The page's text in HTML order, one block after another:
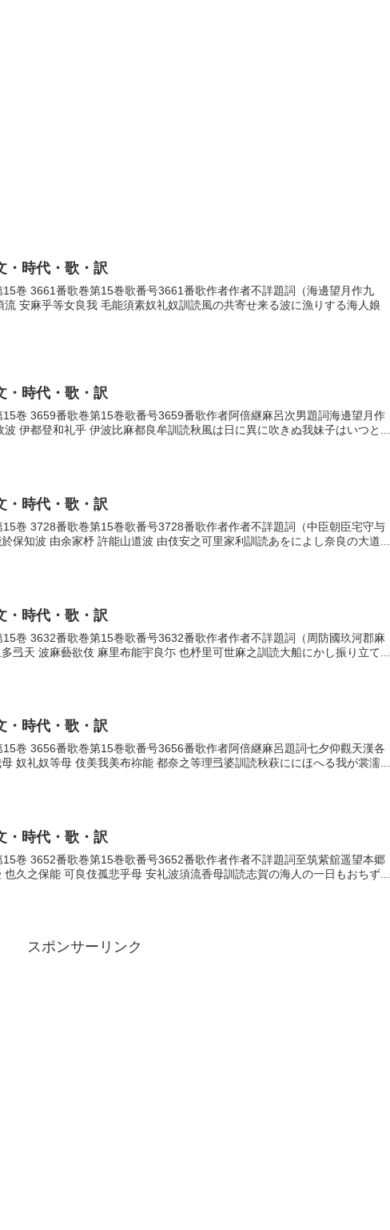
・時代・歌・訳
巻 3661番歌巻第15巻歌番号3661番歌作者作者不詳題詞（海邊望月作九
安麻乎等女良我 毛能須素奴礼奴訓読風の共寄せ来る波に漁りする海人娘
・時代・歌・訳
巻 3659番歌巻第15巻歌番号3659番歌作者阿倍継麻呂次男題詞海邊望月作
伊都登和礼乎 伊波比麻都良牟訓読秋風は日に異に吹きぬ我妹子はいつと...
・時代・歌・訳
巻 3728番歌巻第15巻歌番号3728番歌作者作者不詳題詞（中臣朝臣宅守与
保知波 由余家杼 許能山道波 由伎安之可里家利訓読あをによし奈良の大道...
・時代・歌・訳
巻 3632番歌巻第15巻歌番号3632番歌作者作者不詳題詞（周防國玖河郡麻
弖天 波麻藝欲伎 麻里布能宇良尓 也杼里可世麻之訓読大船にかし振り立て...
・時代・歌・訳
巻 3656番歌巻第15巻歌番号3656番歌作者阿倍継麻呂題詞七夕仰觀天漢各
奴礼奴等母 伎美我美布祢能 都奈之等理弖婆訓読秋萩ににほへる我が裳濡...
・時代・歌・訳
巻 3652番歌巻第15巻歌番号3652番歌作者作者不詳題詞至筑紫舘遥望本郷
久之保能 可良伎孤悲乎母 安礼波須流香母訓読志賀の海人の一日もおちず...
スポンサーリンク